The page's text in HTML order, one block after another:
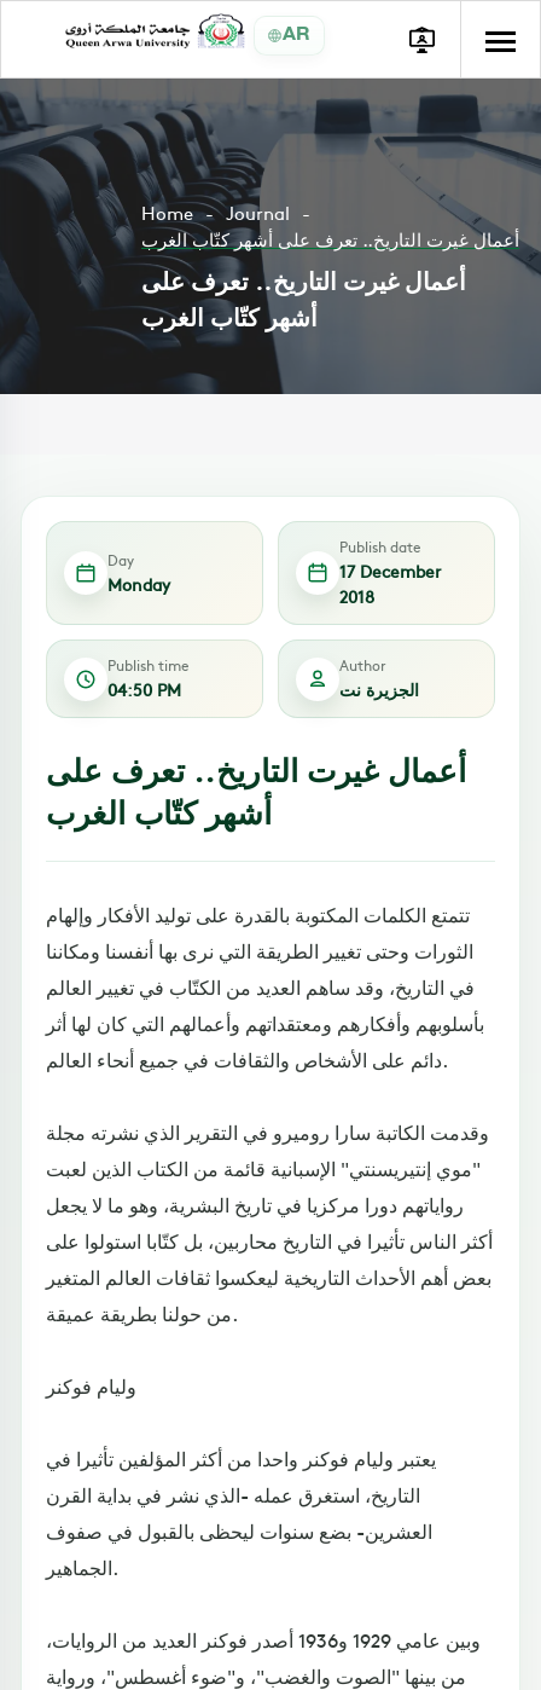
AR
Home
Journal
أعمال غيرت التاريخ.. تعرف على أشهر كتّاب الغرب
أعمال غيرت التاريخ.. تعرف على
أشهر كتّاب الغرب
Day
Monday
Publish date
17 December
2018
Publish time
04:50 PM
Author
الجزيرة نت
أعمال غيرت التاريخ.. تعرف على
أشهر كتّاب الغرب
تتمتع الكلمات المكتوبة بالقدرة على توليد الأفكار وإلهام
الثورات وحتى تغيير الطريقة التي نرى بها أنفسنا ومكاننا
في التاريخ، وقد ساهم العديد من الكتّاب في تغيير العالم
بأسلوبهم وأفكارهم ومعتقداتهم وأعمالهم التي كان لها أثر
دائم على الأشخاص والثقافات في جميع أنحاء العالم.
وقدمت الكاتبة سارا روميرو في التقرير الذي نشرته مجلة
"موي إنتيريسنتي" الإسبانية قائمة من الكتاب الذين لعبت
رواياتهم دورا مركزيا في تاريخ البشرية، وهو ما لا يجعل
أكثر الناس تأثيرا في التاريخ محاربين، بل كتّابا استولوا على
بعض أهم الأحداث التاريخية ليعكسوا ثقافات العالم المتغير
من حولنا بطريقة عميقة.
وليام فوكنر
يعتبر وليام فوكنر واحدا من أكثر المؤلفين تأثيرا في
التاريخ، استغرق عمله -الذي نشر في بداية القرن
العشرين- بضع سنوات ليحظى بالقبول في صفوف
الجماهير.
وبين عامي 1929 و1936 أصدر فوكنر العديد من الروايات،
من بينها "الصوت والغضب"، و"ضوء أغسطس"، ورواية